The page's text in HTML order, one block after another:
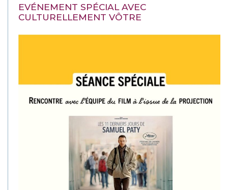
EVÉNEMENT SPÉCIAL AVEC
CULTURELLEMENT VÔTRE